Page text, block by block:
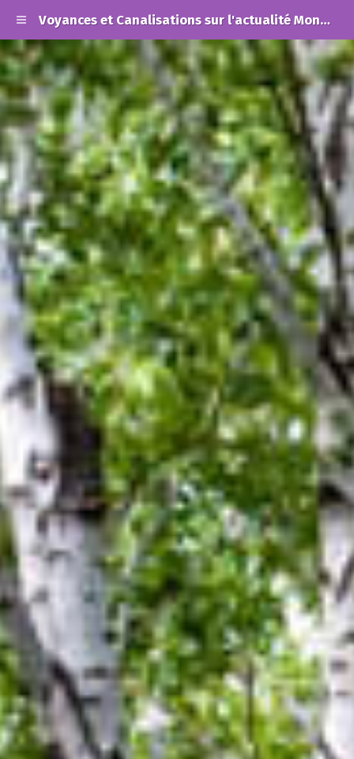
Voyances et Canalisations sur l'actualité Mondiale et les Alertes